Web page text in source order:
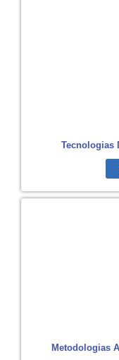
Tecnologias
Metodologias